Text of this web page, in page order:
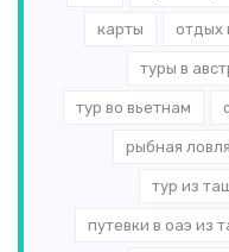
карты отдых
туры в
тур во вьетнам
рыбная ловля
тур из
путевки в оаэ из